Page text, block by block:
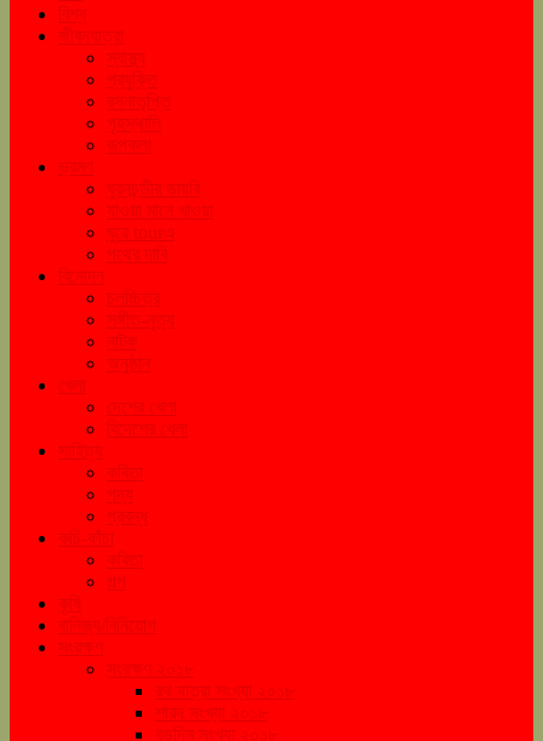
বিশ্ব
জীবনযাত্রা
স্বাস্থ্য
প্রযুক্তি
রসনাতৃপ্তি
গৃহস্থালি
রূপকলা
ভ্রমণ
ঘুরনচন্ডীর ডায়রি
যাওয়া মানে খাওয়া
ঘুরে tourএ
পথের দাবি
বিনোদন
চলচ্চিত্র
সঙ্গীত-নৃত্য
নাটক
অনুষ্ঠান
খেলা
দেশের খেলা
বিদেশের খেলা
সাহিত্য
কবিতা
গদ্য
প্রবন্ধ
কচি-কাঁচা
কবিতা
গল্প
কৃষি
বানিজ্য/বিনিয়োগ
সংরক্ষণ
সংরক্ষণ ২০১৮
রথ যাত্রা সংখ্যা ২০১৮
শারদ সংখ্যা ২০১৮
বড়দিন সংখ্যা ২০১৮